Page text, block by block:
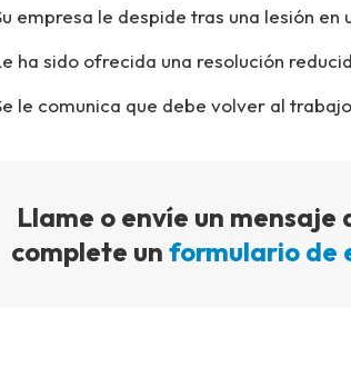
empresa le despide tras una lesión
ha sido ofrecida una resolución
le comunica que debe volver al
Llame o envíe un mensaje
complete un formulario de